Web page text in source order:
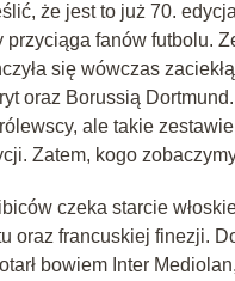
że jest to już 70.
przyciąga fanów futbolu.
się wówczas
oraz Borussią
ale takie
Zatem, kogo
czeka starcie
oraz francuskiej finezji.
bowiem Inter